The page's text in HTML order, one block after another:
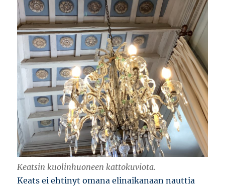
Keatsin kuolinhuoneen kattokuviota.
Keats ei ehtinyt omana elinaikanaan nauttia